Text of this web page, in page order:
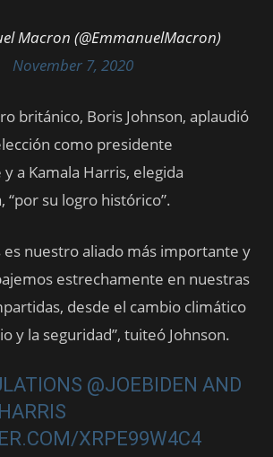
Macron (@EmmanuelMacron)
November 7, 2020
británico, Boris Johnson, aplaudió
como presidente
a Kamala Harris, elegida
su logro histórico”.
es nuestro aliado más importante y
estrechamente en nuestras
desde el cambio climático
y la seguridad”, tuiteó Johnson.
@JOEBIDEN AND
XRPE99W4C4